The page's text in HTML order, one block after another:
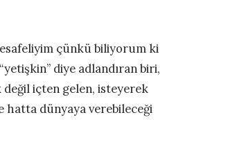
çünkü biliyorum ki
diye adlandıran biri,
içten gelen, isteyerek
hatta dünyaya verebileceği